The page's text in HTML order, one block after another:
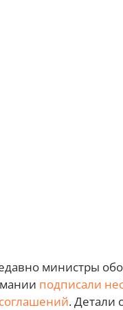
министры
подписали
. Детали